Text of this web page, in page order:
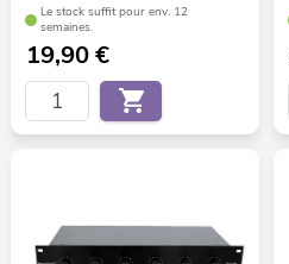
Le stock suffit pour env. 12
semaines.
19,90€